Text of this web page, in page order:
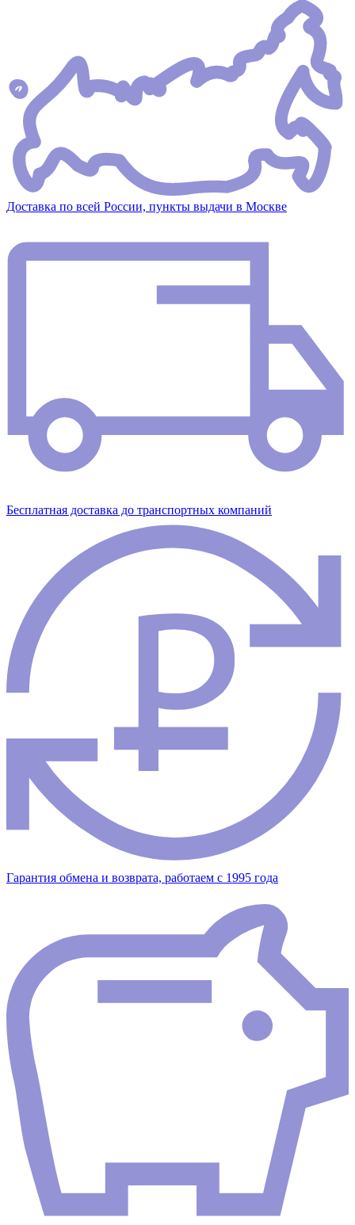
Доставка по всей России, пункты выдачи в Москве
Бесплатная доставка до транспортных компаний
Гарантия обмена и возврата, работаем с 1995 года